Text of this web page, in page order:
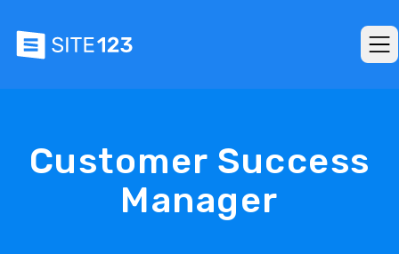
Customer Success
Manager